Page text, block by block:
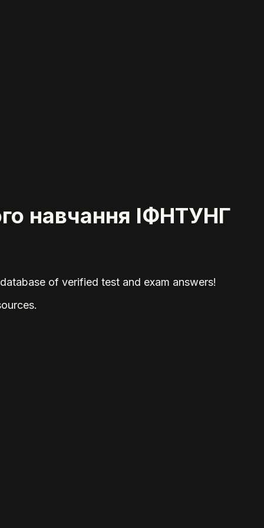
навчання ІФНТУНГ
of verified test and exam answers!